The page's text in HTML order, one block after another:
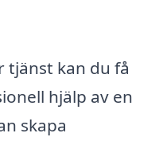
tjänst kan du få
hjälp av en
skapa